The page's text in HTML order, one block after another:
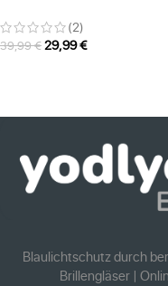
(2)
39,99€29,99€
Blaulichtschutz durch
Brillengläser |